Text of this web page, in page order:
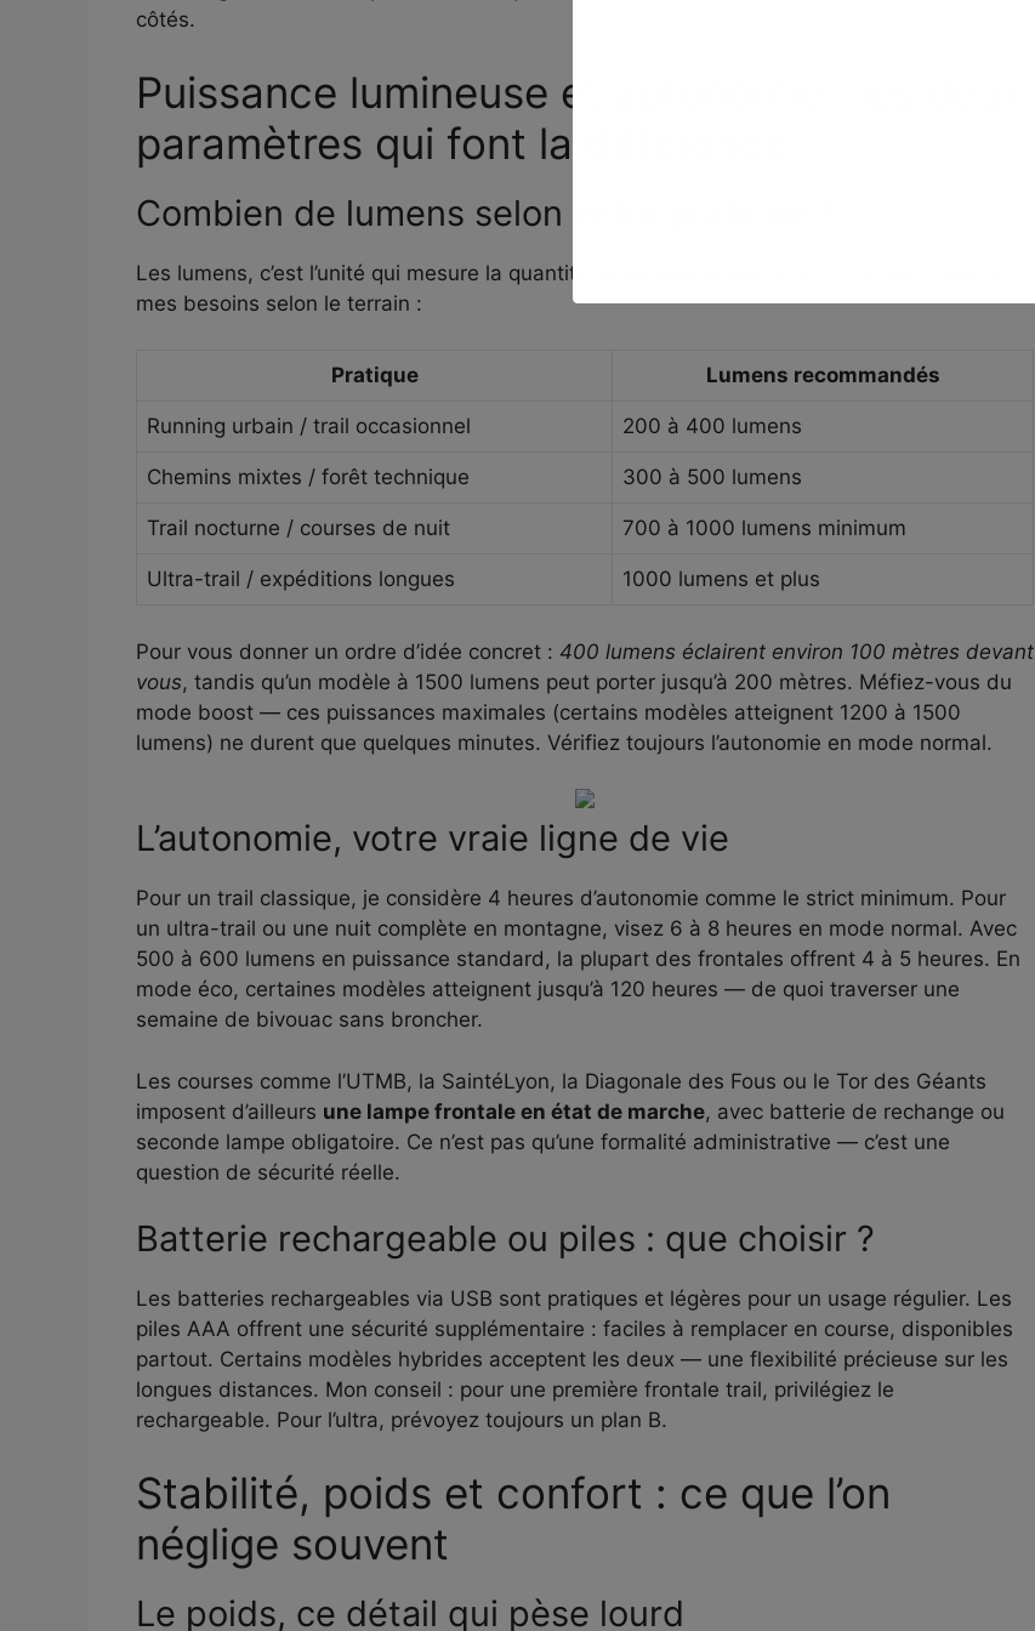
côtés.
Puissance lumineuse et autonomie : les deux
paramètres qui font la différence
Combien de lumens selon votre pratique ?
Les lumens, c’est l’unité qui mesure la quantité de lumière émise. Voici comment j’adapte
mes besoins selon le terrain :
Pratique Lumens recommandés
Running urbain / trail occasionnel 200 à 400 lumens
Chemins mixtes / forêt technique 300 à 500 lumens
Trail nocturne / courses de nuit 700 à 1000 lumens minimum
Ultra-trail / expéditions longues 1000 lumens et plus
Pour vous donner un ordre d’idée concret : 400 lumens éclairent environ 100 mètres devant
vous, tandis qu’un modèle à 1500 lumens peut porter jusqu’à 200 mètres. Méfiez-vous du
mode boost — ces puissances maximales (certains modèles atteignent 1200 à 1500
lumens) ne durent que quelques minutes. Vérifiez toujours l’autonomie en mode normal.
L’autonomie, votre vraie ligne de vie
Pour un trail classique, je considère 4 heures d’autonomie comme le strict minimum. Pour
un ultra-trail ou une nuit complète en montagne, visez 6 à 8 heures en mode normal. Avec
500 à 600 lumens en puissance standard, la plupart des frontales offrent 4 à 5 heures. En
mode éco, certaines modèles atteignent jusqu’à 120 heures — de quoi traverser une
semaine de bivouac sans broncher.
Les courses comme l’UTMB, la SaintéLyon, la Diagonale des Fous ou le Tor des Géants
imposent d’ailleurs une lampe frontale en état de marche, avec batterie de rechange ou
seconde lampe obligatoire. Ce n’est pas qu’une formalité administrative — c’est une
question de sécurité réelle.
Batterie rechargeable ou piles : que choisir ?
Les batteries rechargeables via USB sont pratiques et légères pour un usage régulier. Les
piles AAA offrent une sécurité supplémentaire : faciles à remplacer en course, disponibles
partout. Certains modèles hybrides acceptent les deux — une flexibilité précieuse sur les
longues distances. Mon conseil : pour une première frontale trail, privilégiez le
rechargeable. Pour l’ultra, prévoyez toujours un plan B.
Stabilité, poids et confort : ce que l’on
néglige souvent
Le poids, ce détail qui pèse lourd